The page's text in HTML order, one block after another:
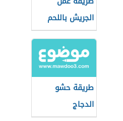
الجريش باللحم
طريقة حشو
الدجاج